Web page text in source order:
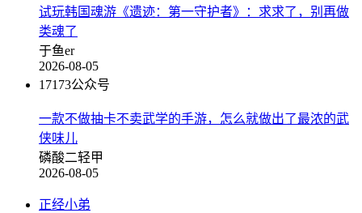
试玩韩国魂游《遗迹：第一守护者》：求求了，别再做
类魂了
于鱼er
2026-08-05
17173公众号
一款不做抽卡不卖武学的手游，怎么就做出了最浓的武
侠味儿
磷酸二轻甲
2026-08-05
正经小弟